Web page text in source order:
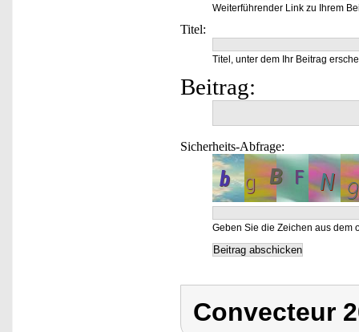
Weiterführender Link zu Ihrem
Titel:
Titel, unter dem Ihr Beitrag
Beitrag:
Sicherheits-Abfrage:
Geben Sie die Zeichen aus dem
Convecteur